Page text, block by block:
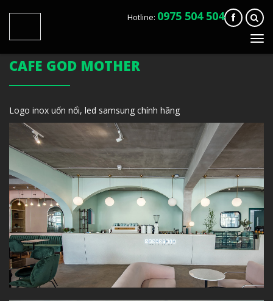
Hotline: 0975 504 504
CAFE GOD MOTHER
Logo inox uốn nổi, led samsung chính hãng